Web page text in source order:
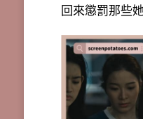
回來懲罰那些